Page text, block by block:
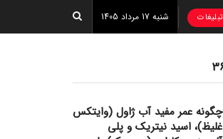
تبلیغات شنبه 17 مرداد 1405
چگونه عمر مفید آب ژاول (وایتکس
غلیظ)، اسید نیتریک و پلی